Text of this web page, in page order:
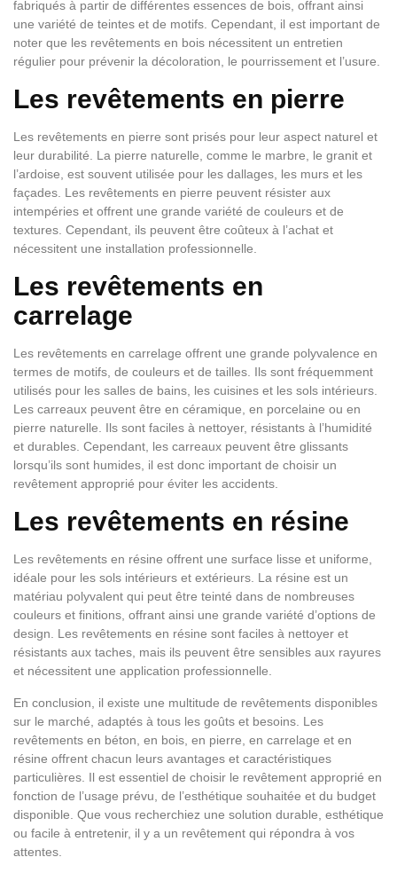
fabriqués à partir de différentes essences de bois, offrant ainsi
une variété de teintes et de motifs. Cependant, il est important de
noter que les revêtements en bois nécessitent un entretien
régulier pour prévenir la décoloration, le pourrissement et l’usure.
Les revêtements en pierre
Les revêtements en pierre sont prisés pour leur aspect naturel et
leur durabilité. La pierre naturelle, comme le marbre, le granit et
l’ardoise, est souvent utilisée pour les dallages, les murs et les
façades. Les revêtements en pierre peuvent résister aux
intempéries et offrent une grande variété de couleurs et de
textures. Cependant, ils peuvent être coûteux à l’achat et
nécessitent une installation professionnelle.
Les revêtements en
carrelage
Les revêtements en carrelage offrent une grande polyvalence en
termes de motifs, de couleurs et de tailles. Ils sont fréquemment
utilisés pour les salles de bains, les cuisines et les sols intérieurs.
Les carreaux peuvent être en céramique, en porcelaine ou en
pierre naturelle. Ils sont faciles à nettoyer, résistants à l’humidité
et durables. Cependant, les carreaux peuvent être glissants
lorsqu’ils sont humides, il est donc important de choisir un
revêtement approprié pour éviter les accidents.
Les revêtements en résine
Les revêtements en résine offrent une surface lisse et uniforme,
idéale pour les sols intérieurs et extérieurs. La résine est un
matériau polyvalent qui peut être teinté dans de nombreuses
couleurs et finitions, offrant ainsi une grande variété d’options de
design. Les revêtements en résine sont faciles à nettoyer et
résistants aux taches, mais ils peuvent être sensibles aux rayures
et nécessitent une application professionnelle.
En conclusion, il existe une multitude de revêtements disponibles
sur le marché, adaptés à tous les goûts et besoins. Les
revêtements en béton, en bois, en pierre, en carrelage et en
résine offrent chacun leurs avantages et caractéristiques
particulières. Il est essentiel de choisir le revêtement approprié en
fonction de l’usage prévu, de l’esthétique souhaitée et du budget
disponible. Que vous recherchiez une solution durable, esthétique
ou facile à entretenir, il y a un revêtement qui répondra à vos
attentes.